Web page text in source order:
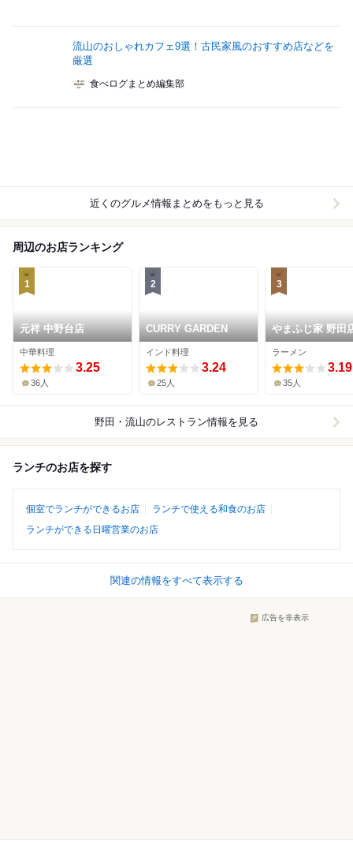
流山のおしゃれカフェ9選！古民家風のおすすめ店などを
厳選
食べログまとめ編集部
近くのグルメ情報まとめをもっと見る
周辺のお店ランキング
1
元祥 中野台店
中華料理
3.25
36人
2
CURRY GARDEN
インド料理
3.24
25人
3
やまふじ家 野田
ラーメン
3.19
35人
野田・流山のレストラン情報を見る
ランチのお店を探す
個室でランチができるお店
ランチで使える和食のお店
ランチができる日曜営業のお店
関連の情報をすべて表示する
広告を非表示